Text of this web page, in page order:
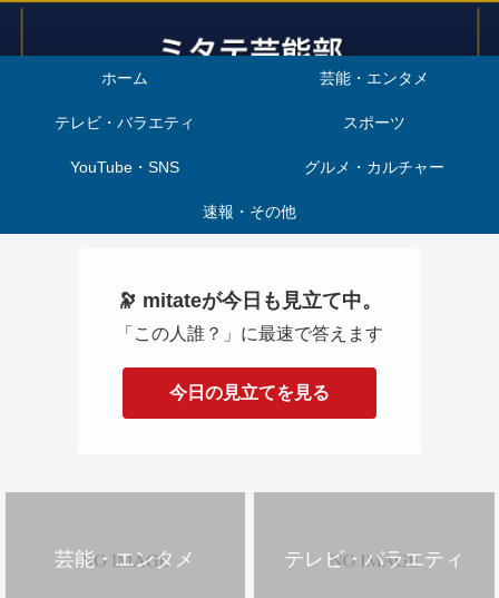
ホーム 芸能・エンタメ
テレビ・バラエティ スポーツ
YouTube・SNS グルメ・カルチャー
速報・その他
🔭 mitateが今日も見立て中。
「この人誰？」に最速で答えます
今日の見立てを見る
芸能・エンタメ テレビ・バラエティ